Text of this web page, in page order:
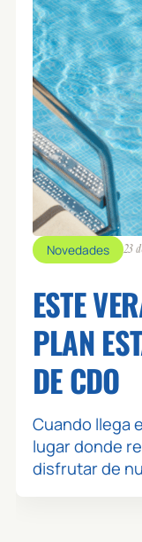
Novedades 23
ESTE
PLAN
DE CDO
Cuando llega
lugar donde
disfrutar de